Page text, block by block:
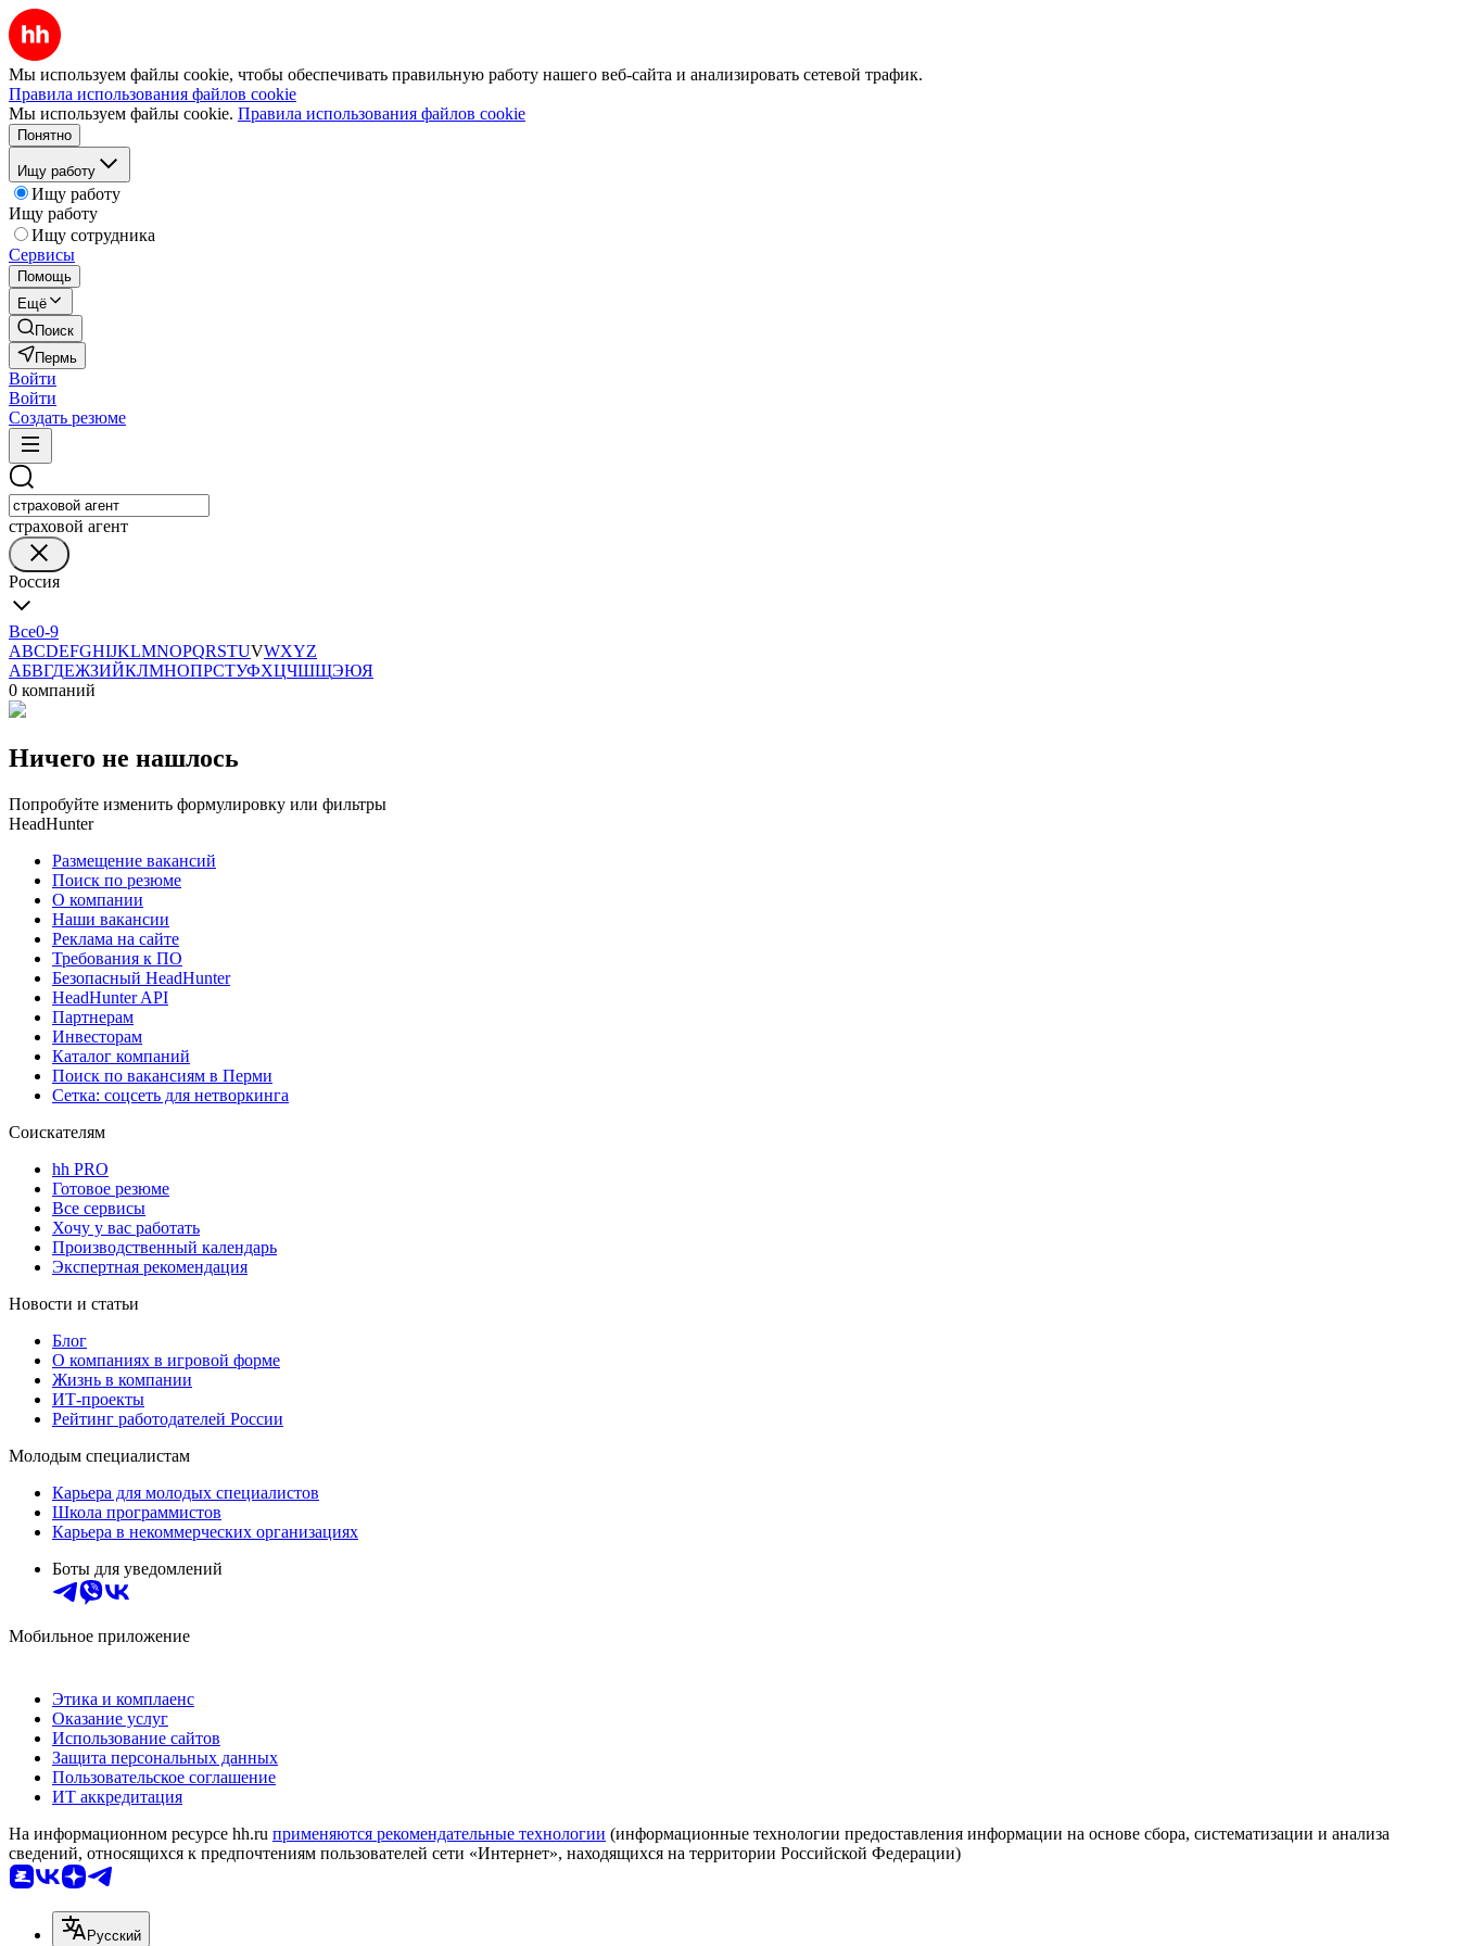
Мы используем файлы cookie, чтобы обеспечивать правильную работу нашего веб-сайта и анализировать сетевой трафик.
Правила использования файлов cookie
Мы используем файлы cookie. Правила использования файлов cookie
Понятно
Ищу работу
Ищу работу
Ищу работу
Ищу сотрудника
Сервисы
Помощь
Ещё
Поиск
Пермь
Войти
Войти
Создать резюме
страховой агент
Россия
Все0-9
ABCDEFGHIJKLMNOPQRSTUVWXYZ
АБВГДЕЖЗИЙКЛМНОПРСТУФХЦЧШЩЭЮЯ
0 компаний
Ничего не нашлось
Попробуйте изменить формулировку или фильтры
HeadHunter
Размещение вакансий
Поиск по резюме
О компании
Наши вакансии
Реклама на сайте
Требования к ПО
Безопасный HeadHunter
HeadHunter API
Партнерам
Инвесторам
Каталог компаний
Поиск по вакансиям в Перми
Сетка: соцсеть для нетворкинга
Соискателям
hh PRO
Готовое резюме
Все сервисы
Хочу у вас работать
Производственный календарь
Экспертная рекомендация
Новости и статьи
Блог
О компаниях в игровой форме
Жизнь в компании
ИТ-проекты
Рейтинг работодателей России
Молодым специалистам
Карьера для молодых специалистов
Школа программистов
Карьера в некоммерческих организациях
Боты для уведомлений
Мобильное приложение
Этика и комплаенс
Оказание услуг
Использование сайтов
Защита персональных данных
Пользовательское соглашение
ИТ аккредитация
На информационном ресурсе hh.ru применяются рекомендательные технологии (информационные технологии предоставления информации на основе сбора, систематизации и анализа
сведений, относящихся к предпочтениям пользователей сети «Интернет», находящихся на территории Российской Федерации)
Русский